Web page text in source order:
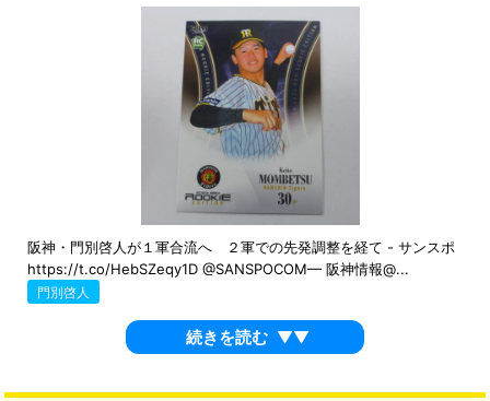
阪神・門別啓人が１軍合流へ ２軍での先発調整を経て - サンスポ
https://t.co/HebSZeqy1D @SANSPOCOM— 阪神情報@...
門別啓人
続きを読む ▼▼